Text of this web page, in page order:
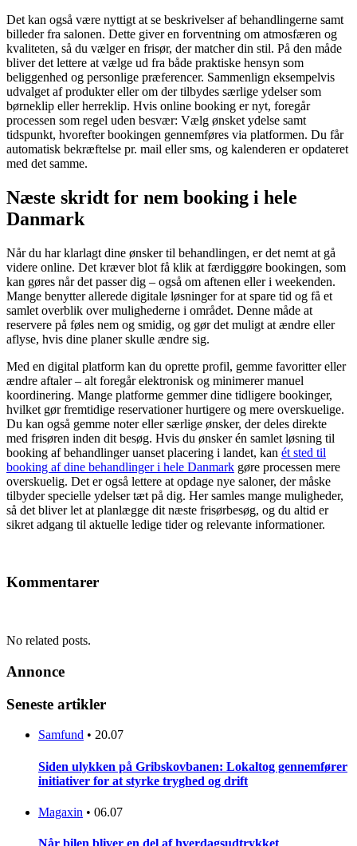
Det kan også være nyttigt at se beskrivelser af behandlingerne samt
billeder fra salonen. Dette giver en forventning om atmosfæren og
kvaliteten, så du vælger en frisør, der matcher din stil. På den måde
bliver det lettere at vælge ud fra både praktiske hensyn som
beliggenhed og personlige præferencer. Sammenlign eksempelvis
udvalget af produkter eller om der tilbydes særlige ydelser som
børneklip eller herreklip. Hvis online booking er nyt, foregår
processen som regel uden besvær: Vælg ønsket ydelse samt
tidspunkt, hvorefter bookingen gennemføres via platformen. Du får
automatisk bekræftelse pr. mail eller sms, og kalenderen er opdateret
med det samme.
Næste skridt for nem booking i hele
Danmark
Når du har klarlagt dine ønsker til behandlingen, er det nemt at gå
videre online. Det kræver blot få klik at færdiggøre bookingen, som
kan gøres når det passer dig – også om aftenen eller i weekenden.
Mange benytter allerede digitale løsninger for at spare tid og få et
samlet overblik over mulighederne i området. Denne måde at
reservere på føles nem og smidig, og gør det muligt at ændre eller
aflyse, hvis dine planer skulle ændre sig.
Med en digital platform kan du oprette profil, gemme favoritter eller
ændre aftaler – alt foregår elektronisk og minimerer manuel
koordinering. Mange platforme gemmer dine tidligere bookinger,
hvilket gør fremtidige reservationer hurtigere og mere overskuelige.
Du kan også gemme noter eller særlige ønsker, der deles direkte
med frisøren inden dit besøg. Hvis du ønsker én samlet løsning til
booking af behandlinger uanset placering i landet, kan ét sted til
booking af dine behandlinger i hele Danmark gøre processen mere
overskuelig. Det er også lettere at opdage nye saloner, der måske
tilbyder specielle ydelser tæt på dig. Her samles mange muligheder,
så det bliver let at planlægge dit næste frisørbesøg, og du altid er
sikret adgang til aktuelle ledige tider og relevante informationer.
Kommentarer
No related posts.
Annonce
Seneste artikler
Samfund • 20.07
Siden ulykken på Gribskovbanen: Lokaltog gennemfører
initiativer for at styrke tryghed og drift
Magaxin • 06.07